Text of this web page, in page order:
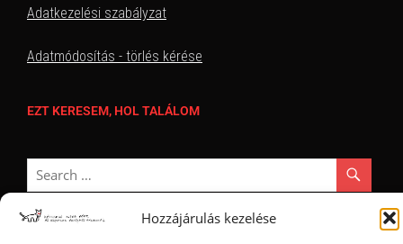
Hozzájárulás kezelése
Adatkezelési szabályzat
Adatmódosítás - törlés kérése
EZT KERESEM, HOL TALÁLOM